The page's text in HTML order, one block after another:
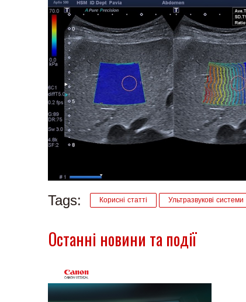
Tags: Корисні статті Ультразвукові системи
Останні новини та події